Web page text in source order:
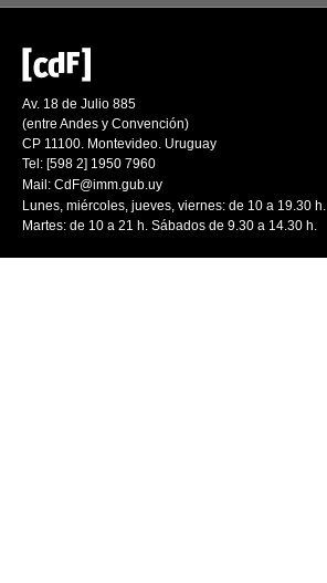
Av. 18 de Julio 885
(entre Andes y Convención)
CP 11100. Montevideo. Uruguay
Tel: [598 2] 1950 7960
Mail: CdF@imm.gub.uy
Lunes, miércoles, jueves, viernes: de 10 a 19.30 h.
Martes: de 10 a 21 h. Sábados de 9.30 a 14.30 h.